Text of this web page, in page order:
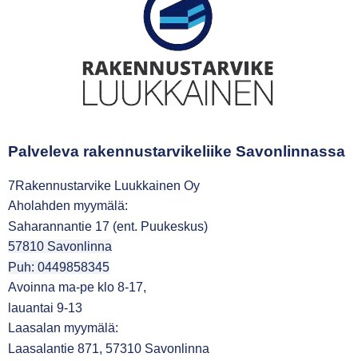
Palveleva rakennustarvikeliike Savonlinnassa
7Rakennustarvike Luukkainen Oy
Aholahden myymälä:
Saharannantie 17 (ent. Puukeskus)
57810 Savonlinna
Puh: 0449858345
Avoinna ma-pe klo 8-17,
lauantai 9-13
Laasalan myymälä:
Laasalantie 871, 57310 Savonlinna